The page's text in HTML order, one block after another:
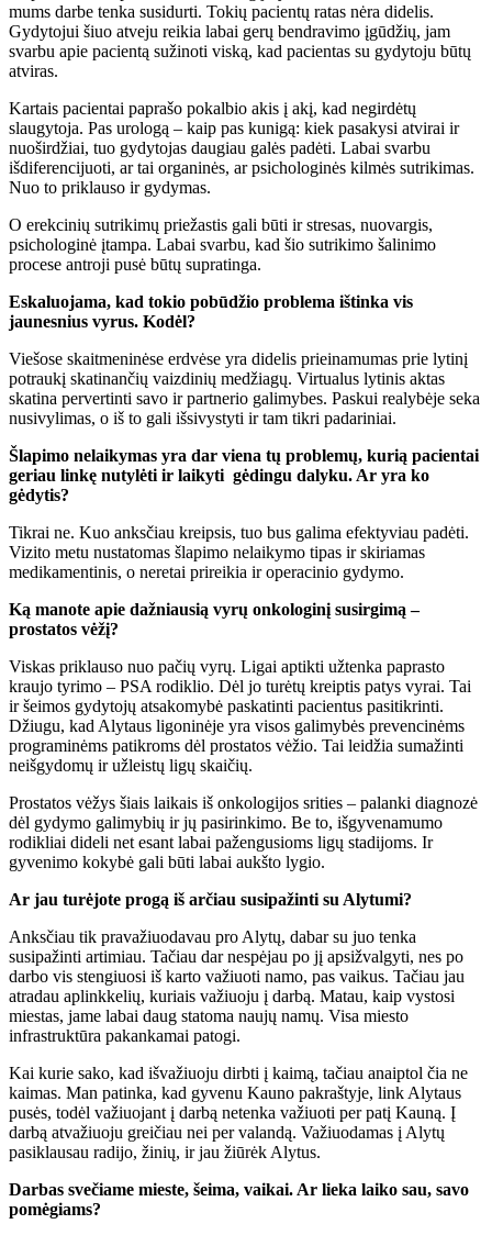
mums darbe tenka susidurti. Tokių pacientų ratas nėra didelis.
Gydytojui šiuo atveju reikia labai gerų bendravimo įgūdžių, jam
svarbu apie pacientą sužinoti viską, kad pacientas su gydytoju būtų
atviras.
Kartais pacientai paprašo pokalbio akis į akį, kad negirdėtų
slaugytoja. Pas urologą – kaip pas kunigą: kiek pasakysi atvirai ir
nuoširdžiai, tuo gydytojas daugiau galės padėti. Labai svarbu
išdiferencijuoti, ar tai organinės, ar psichologinės kilmės sutrikimas.
Nuo to priklauso ir gydymas.
O erekcinių sutrikimų priežastis gali būti ir stresas, nuovargis,
psichologinė įtampa. Labai svarbu, kad šio sutrikimo šalinimo
procese antroji pusė būtų supratinga.
Eskaluojama, kad tokio pobūdžio problema ištinka vis
jaunesnius vyrus. Kodėl?
Viešose skaitmeninėse erdvėse yra didelis prieinamumas prie lytinį
potraukį skatinančių vaizdinių medžiagų. Virtualus lytinis aktas
skatina pervertinti savo ir partnerio galimybes. Paskui realybėje seka
nusivylimas, o iš to gali išsivystyti ir tam tikri padariniai.
Šlapimo nelaikymas yra dar viena tų problemų, kurią pacientai
geriau linkę nutylėti ir laikyti gėdingu dalyku. Ar yra ko
gėdytis?
Tikrai ne. Kuo anksčiau kreipsis, tuo bus galima efektyviau padėti.
Vizito metu nustatomas šlapimo nelaikymo tipas ir skiriamas
medikamentinis, o neretai prireikia ir operacinio gydymo.
Ką manote apie dažniausią vyrų onkologinį susirgimą –
prostatos vėžį?
Viskas priklauso nuo pačių vyrų. Ligai aptikti užtenka paprasto
kraujo tyrimo – PSA rodiklio. Dėl jo turėtų kreiptis patys vyrai. Tai
ir šeimos gydytojų atsakomybė paskatinti pacientus pasitikrinti.
Džiugu, kad Alytaus ligoninėje yra visos galimybės prevencinėms
programinėms patikroms dėl prostatos vėžio. Tai leidžia sumažinti
neišgydomų ir užleistų ligų skaičių.
Prostatos vėžys šiais laikais iš onkologijos srities – palanki diagnozė
dėl gydymo galimybių ir jų pasirinkimo. Be to, išgyvenamumo
rodikliai dideli net esant labai pažengusioms ligų stadijoms. Ir
gyvenimo kokybė gali būti labai aukšto lygio.
Ar jau turėjote progą iš arčiau susipažinti su Alytumi?
Anksčiau tik pravažiuodavau pro Alytų, dabar su juo tenka
susipažinti artimiau. Tačiau dar nespėjau po jį apsižvalgyti, nes po
darbo vis stengiuosi iš karto važiuoti namo, pas vaikus. Tačiau jau
atradau aplinkkelių, kuriais važiuoju į darbą. Matau, kaip vystosi
miestas, jame labai daug statoma naujų namų. Visa miesto
infrastruktūra pakankamai patogi.
Kai kurie sako, kad išvažiuoju dirbti į kaimą, tačiau anaiptol čia ne
kaimas. Man patinka, kad gyvenu Kauno pakraštyje, link Alytaus
pusės, todėl važiuojant į darbą netenka važiuoti per patį Kauną. Į
darbą atvažiuoju greičiau nei per valandą. Važiuodamas į Alytų
pasiklausau radijo, žinių, ir jau žiūrėk Alytus.
Darbas svečiame mieste, šeima, vaikai. Ar lieka laiko sau, savo
pomėgiams?